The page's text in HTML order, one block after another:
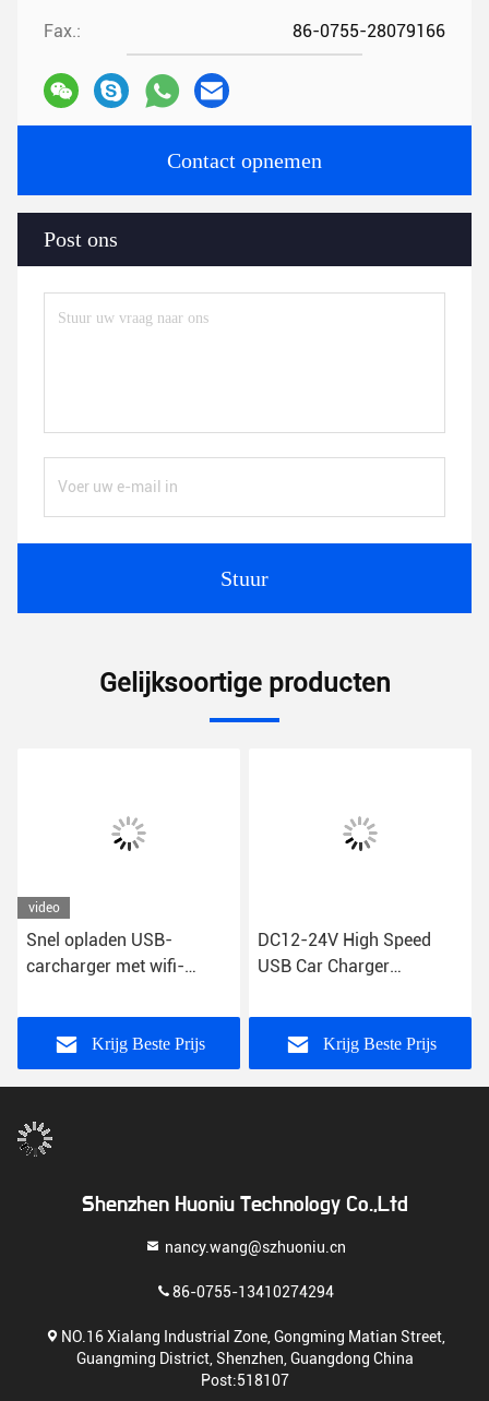
Fax.: 86-0755-28079166
Contact opnemen
Post ons
Stuur
Gelijksoortige producten
video
Snel opladen USB-
carcharger met wifi-
behuizing DC-
invoerspanning 12V - 24V
Krijg Beste Prijs
DC12-24V High Speed
USB Car Charger
oplaadbeleving
Krijg Beste Prijs
Shenzhen Huoniu Technology Co.,Ltd
nancy.wang@szhuoniu.cn
86-0755-13410274294
NO.16 Xialang Industrial Zone, Gongming Matian Street,
Guangming District, Shenzhen, Guangdong China
Post:518107